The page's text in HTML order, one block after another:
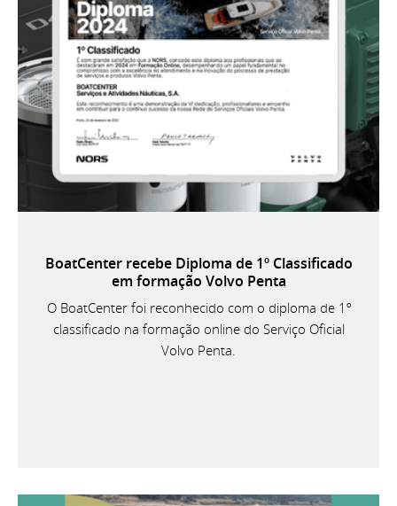
BoatCenter recebe Diploma de 1º Classificado
em formação Volvo Penta
O BoatCenter foi reconhecido com o diploma de 1º
classificado na formação online do Serviço Oficial
Volvo Penta.